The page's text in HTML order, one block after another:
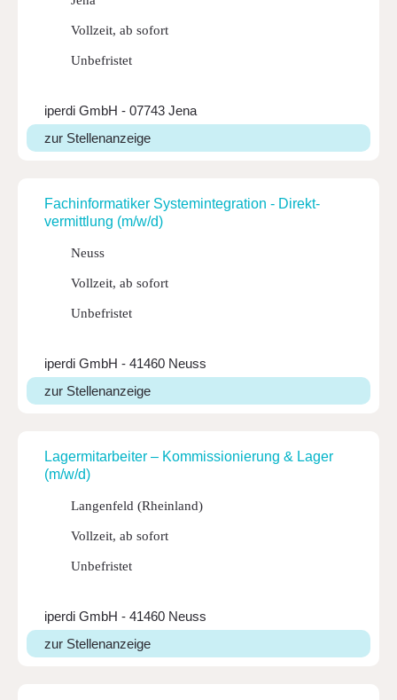
Vollzeit, ab sofort
Unbefristet
iperdi GmbH - 07743 Jena
zur Stellenanzeige
Fach­in­for­ma­tiker Syste­min­te­gra­tion - Direkt­
ver­mitt­lung (m/w/d)
Neuss
Vollzeit, ab sofort
Unbefristet
iperdi GmbH - 41460 Neuss
zur Stellenanzeige
Lager­mit­ar­beiter – Kommis­sio­nie­rung & Lager
(m/w/d)
Langenfeld (Rheinland)
Vollzeit, ab sofort
Unbefristet
iperdi GmbH - 41460 Neuss
zur Stellenanzeige